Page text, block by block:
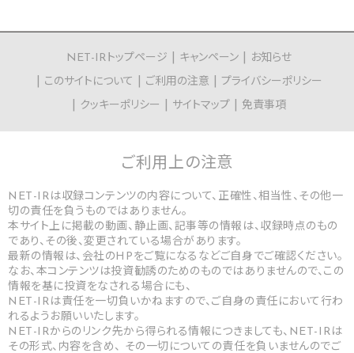
NET-IRトップページ キャンペーン
お知らせ
このサイトについて
ご利用の注意
プライバシーポリシー
クッキーポリシー
サイトマップ 免責事項
ご利用上の注意
NET-IRは収録コンテンツの内容について、正確性、相当性、その他一
切の責任を負うものではありません。
本サイト上に掲載の動画、静止画、記事等の情報は、収録時点のもの
であり、その後、変更されている場合があります。
最新の情報は、会社のHPをご覧になるなどご自身でご確認ください。
なお、本コンテンツは投資勧誘のためのものではありませんので、この
情報を基に投資をなされる場合にも、
NET-IRは責任を一切負いかねますので、ご自身の責任において行わ
れるようお願いいたします。
NET-IRからのリンク先から得られる情報につきましても、NET-IRは
その形式、内容を含め、 その一切についての責任を負いませんのでご